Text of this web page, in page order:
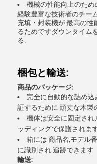
機械の性能向上のた
経験豊富な技術者のチー
充填・封装機が 最高の性
るためですダウンタイム
る.
梱包と輸送:
商品のパッケージ:
完全に自動的な詰め
証するために 頑丈な木製
機体は安全に固定さ
ッディングで保護されま
箱には 商品名,モデル
に識別され 追跡できます
輸送: